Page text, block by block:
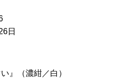
日
』（濃紺／白）